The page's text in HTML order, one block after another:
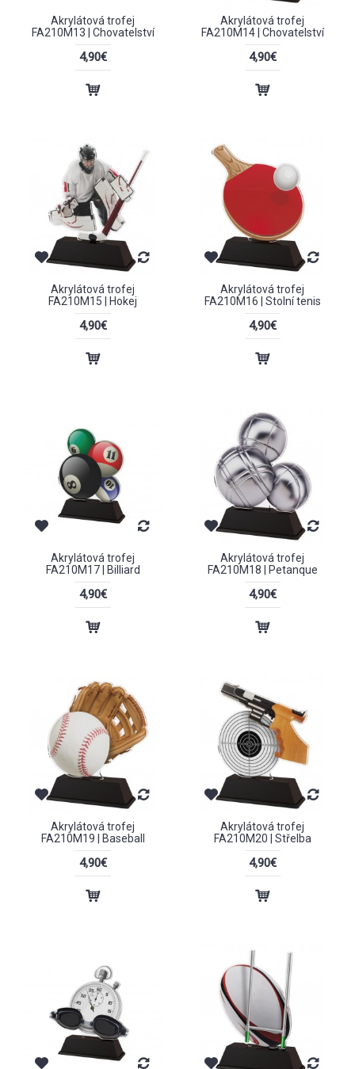
Akrylátová trofej
FA210M13 | Chovatelství
4,90€
Akrylátová trofej
FA210M14 | Chovatelství
4,90€
Akrylátová trofej
FA210M15 | Hokej
4,90€
Akrylátová trofej
FA210M16 | Stolní tenis
4,90€
Akrylátová trofej
FA210M17 | Billiard
4,90€
Akrylátová trofej
FA210M18 | Petanque
4,90€
Akrylátová trofej
FA210M19 | Baseball
4,90€
Akrylátová trofej
FA210M20 | Střelba
4,90€